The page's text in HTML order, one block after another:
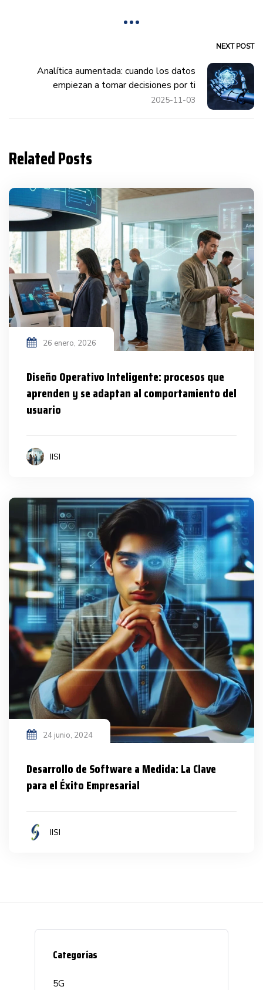
Categorías
5G
NEXT POST
Analítica aumentada: cuando los datos
empiezan a tomar decisiones por ti
2025-11-03
Related Posts
26 enero, 2026
Diseño Operativo Inteligente: procesos que
aprenden y se adaptan al comportamiento del
usuario
IISI
24 junio, 2024
Desarrollo de Software a Medida: La Clave
para el Éxito Empresarial
IISI